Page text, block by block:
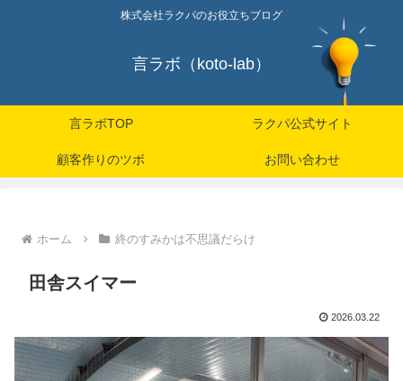
株式会社ラクパのお役立ちブログ
言ラボ（koto-lab）
言ラボTOP ラクパ公式サイト
顧客作りのツボ お問い合わせ
ホーム 終のすみかは不思議だらけ
田舎スイマー
2026.03.22